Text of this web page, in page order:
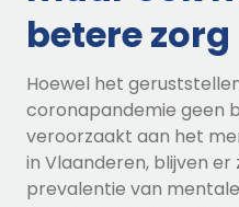
betere zorg
Hoewel het
coronapandemie geen
veroorzaakt aan het
in Vlaanderen, blijven
prevalentie van